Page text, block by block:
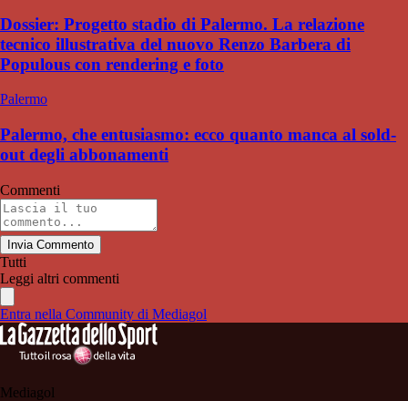
Dossier: Progetto stadio di Palermo. La relazione
tecnico illustrativa del nuovo Renzo Barbera di
Populous con rendering e foto
Palermo
Palermo, che entusiasmo: ecco quanto manca al sold-
out degli abbonamenti
Commenti
Invia Commento
Tutti
Leggi altri commenti
Entra nella Community di Mediagol
Mediagol